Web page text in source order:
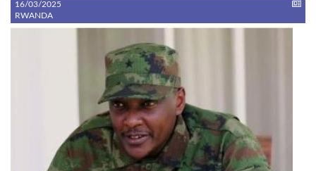
16/03/2025
RWANDA